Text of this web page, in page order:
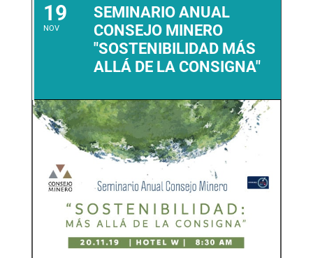
19
NOV
SEMINARIO ANUAL
CONSEJO MINERO
"SOSTENIBILIDAD MÁS
ALLÁ DE LA CONSIGNA"